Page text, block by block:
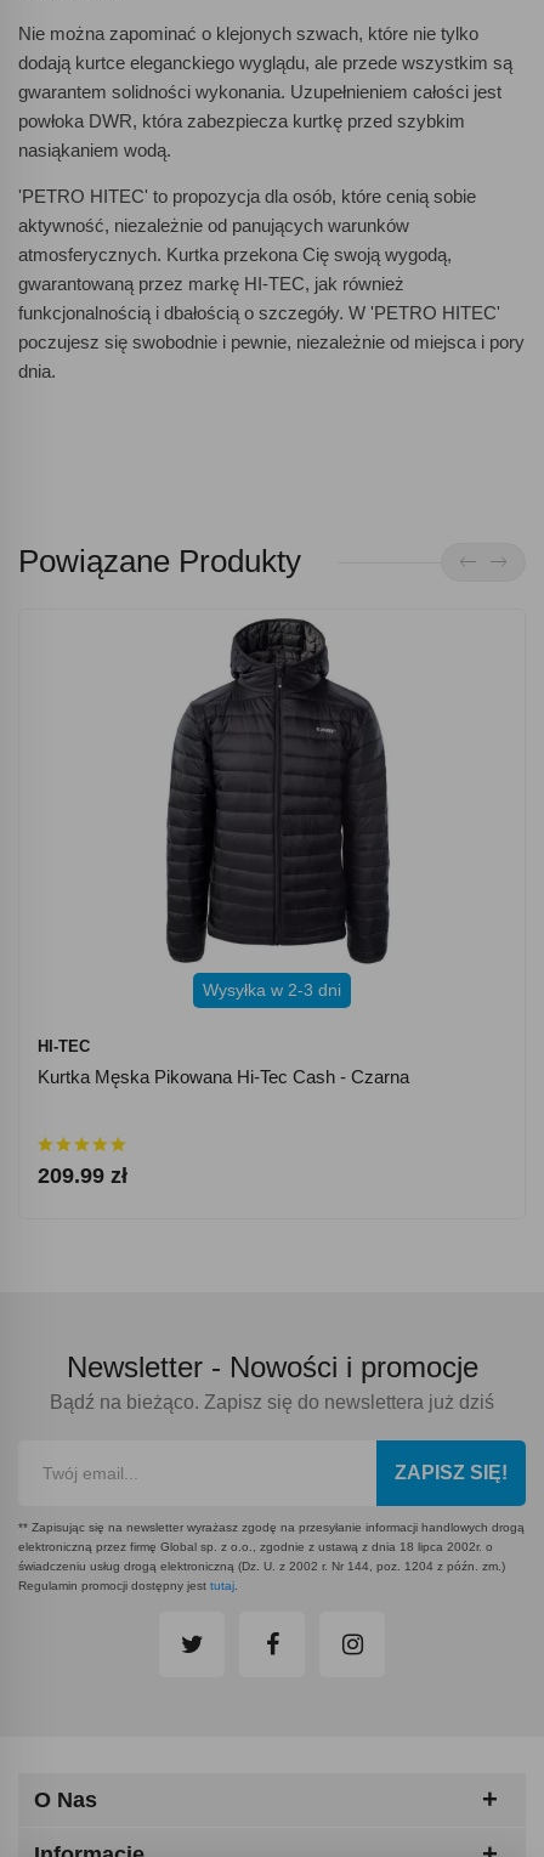
Nie można zapominać o klejonych szwach, które nie tylko
dodają kurtce eleganckiego wyglądu, ale przede wszystkim są
gwarantem solidności wykonania. Uzupełnieniem całości jest
powłoka DWR, która zabezpiecza kurtkę przed szybkim
nasiąkaniem wodą.
'PETRO HITEC' to propozycja dla osób, które cenią sobie
aktywność, niezależnie od panujących warunków
atmosferycznych. Kurtka przekona Cię swoją wygodą,
gwarantowaną przez markę HI-TEC, jak również
funkcjonalnością i dbałością o szczegóły. W 'PETRO HITEC'
poczujesz się swobodnie i pewnie, niezależnie od miejsca i pory
dnia.
Powiązane Produkty
Wysyłka w 2-3 dni
HI-TEC
Kurtka Męska Pikowana Hi-Tec Cash - Czarna
209.99 zł
Newsletter - Nowości i promocje
Bądź na bieżąco. Zapisz się do newslettera już dziś
ZAPISZ SIĘ!
** Zapisując się na newsletter wyrażasz zgodę na przesyłanie informacji handlowych drogą
elektroniczną przez firmę Global sp. z o.o., zgodnie z ustawą z dnia 18 lipca 2002r. o
świadczeniu usług drogą elektroniczną (Dz. U. z 2002 r. Nr 144, poz. 1204 z późn. zm.)
Regulamin promocji dostępny jest tutaj.
O Nas